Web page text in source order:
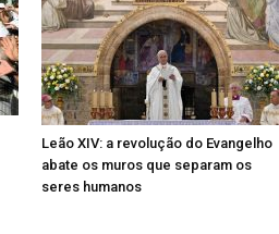
Leão XIV: a revolução do Evangelho
abate os muros que separam os
seres humanos